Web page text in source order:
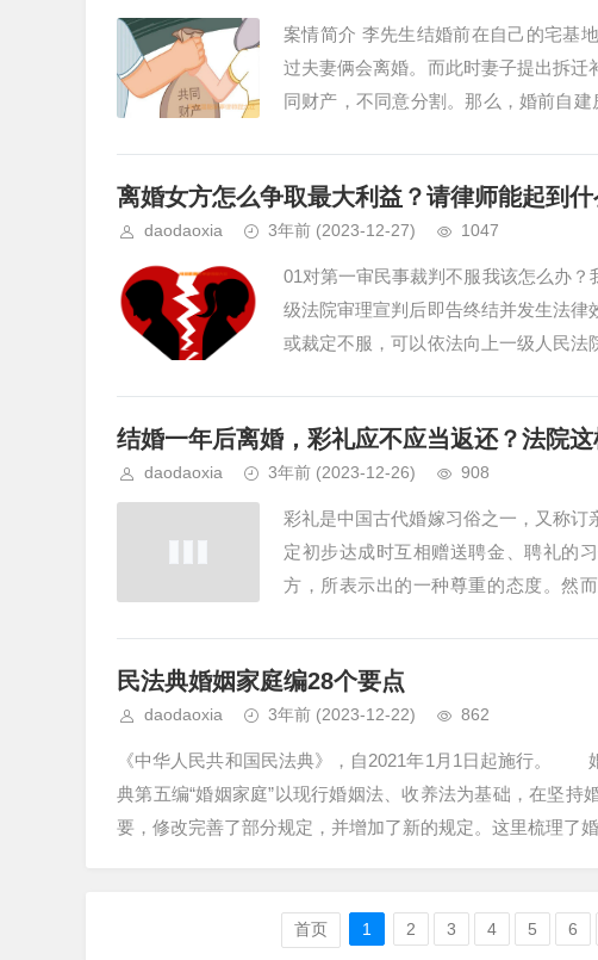
案情简介 李先生结婚前在自己的宅基
过夫妻俩会离婚。而此时妻子提出拆
同财产，不同意分割。那么，婚前自
离婚女方怎么争取最大利益？请律师能起到
daodaoxia 3年前 (2023-12-27) 1047
01对第一审民事裁判不服我该怎么办
级法院审理宣判后即告终结并发生法
或裁定不服，可以依法向上一级人民法
结婚一年后离婚，彩礼应不应当返还？法院这
daodaoxia 3年前 (2023-12-26) 908
彩礼是中国古代婚嫁习俗之一，又称
定初步达成时互相赠送聘金、聘礼的
方，所表示出的一种尊重的态度。然
民法典婚姻家庭编28个要点
daodaoxia 3年前 (2023-12-22) 862
《中华人民共和国民法典》，自2021年1月1日起施行。
典第五编“婚姻家庭”以现行婚姻法、收养法为基础，在坚
要，修改完善了部分规定，并增加了新的规定。这里梳理了
首页 1 2 3 4 5 6